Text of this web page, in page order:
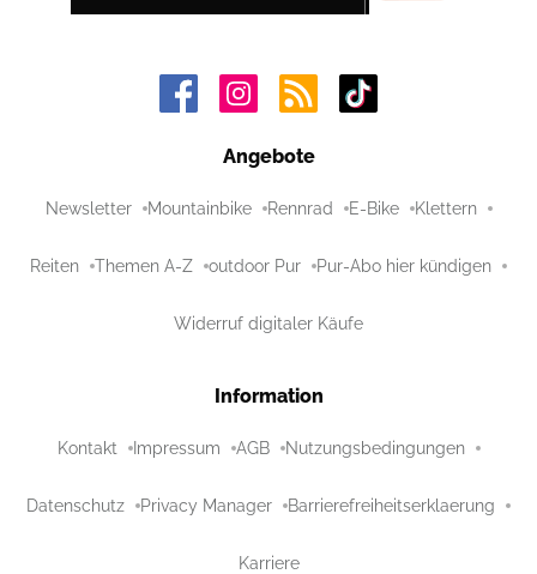
Angebote
Newsletter Mountainbike Rennrad E-Bike Klettern
Reiten Themen A-Z outdoor Pur Pur-Abo hier kündigen
Widerruf digitaler Käufe
Information
Kontakt Impressum AGB Nutzungsbedingungen
Datenschutz Privacy Manager Barrierefreiheitserklaerung
Karriere